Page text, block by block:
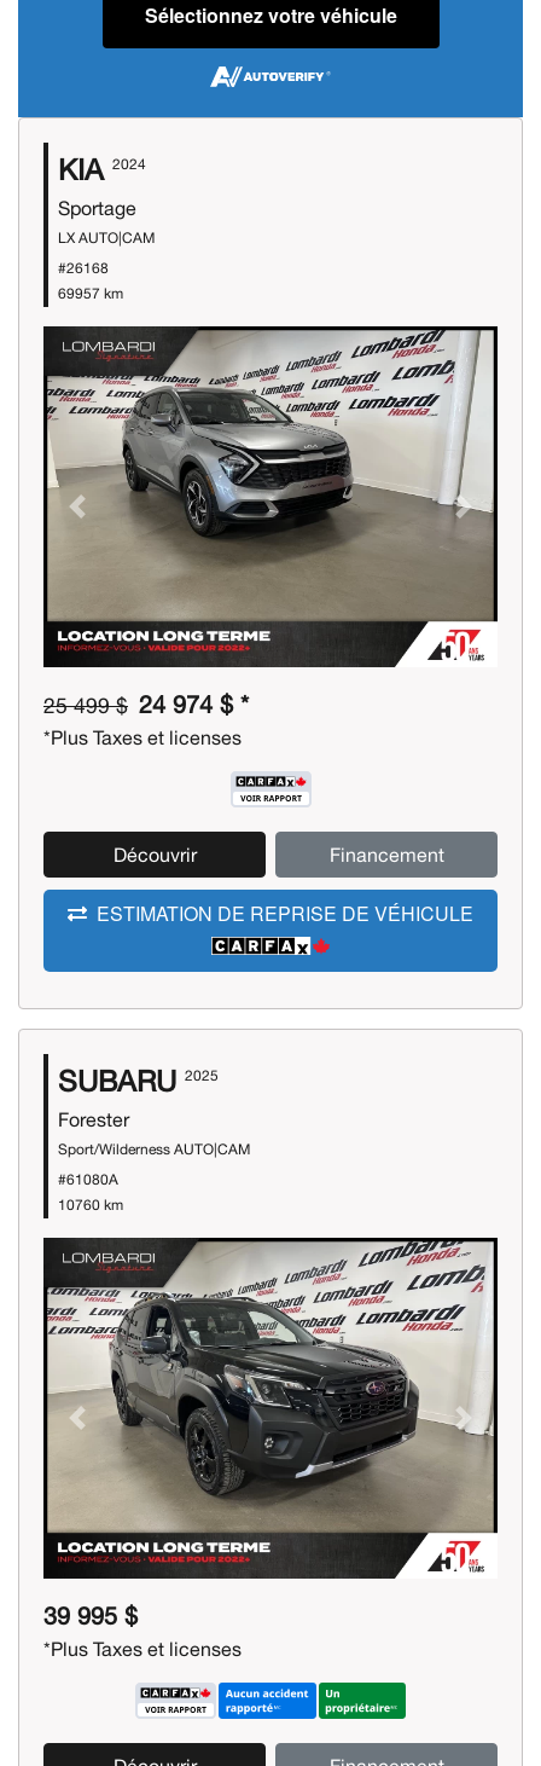
Sélectionnez votre véhicule
KIA 2024
Sportage
LX AUTO|CAM
#26168
69957 km
Previous Next
25 499 $ 24 974 $ *
*Plus Taxes et licenses
Découvrir Financement
ESTIMATION DE REPRISE DE VÉHICULE
SUBARU 2025
Forester
Sport/Wilderness AUTO|CAM
#61080A
10760 km
Previous Next
39 995 $
*Plus Taxes et licenses